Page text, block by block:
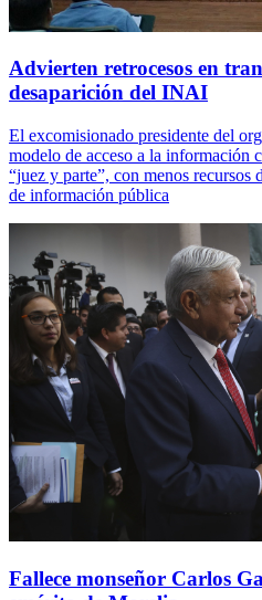
Advierten retrocesos en
desaparición del INAI
El excomisionado presidente del
modelo de acceso a la información
“juez y parte”, con menos recursos
de información pública
Fallece monseñor Carlos